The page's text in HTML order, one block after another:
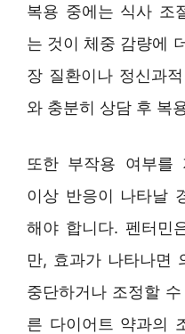
복용 중에는 식사 조
는 것이 체중 감량에
장 질환이나 정신과
와 충분히 상담 후 복
또한 부작용 여부를
이상 반응이 나타날
해야 합니다. 펜터민
만, 효과가 나타나면
중단하거나 조정할
른 다이어트 약과의